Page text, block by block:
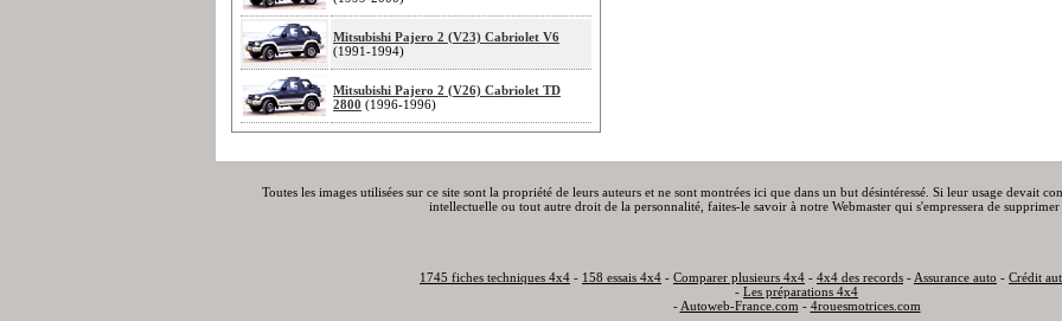
Mitsubishi Pajero 2 (V23) Cabriolet V6
(1991-1994)
Mitsubishi Pajero 2 (V26) Cabriolet TD
2800 (1996-1996)
Toutes les images utilisées sur ce site sont la propriété de leurs auteurs et ne sont montrées ici que dans un but désintéressé. Si leur usage devait
intellectuelle ou tout autre droit de la personnalité, faites-le savoir à notre Webmaster qui s'empressera de
1745 fiches techniques 4x4 - 158 essais 4x4 - Comparer plusieurs 4x4 - 4x4 des records - Assurance auto - Crédit
- Les préparations 4x4
- Autoweb-France.com - 4rouesmotrices.com